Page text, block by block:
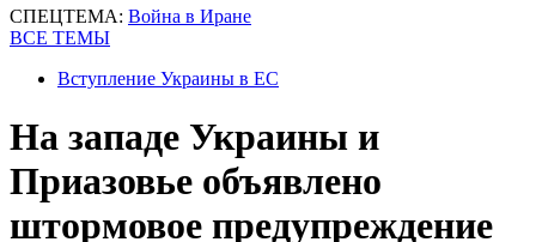
СПЕЦТЕМА: Война в Иране
ВСЕ ТЕМЫ
Вступление Украины в ЕС
На западе Украины и
Приазовье объявлено
штормовое предупреждение